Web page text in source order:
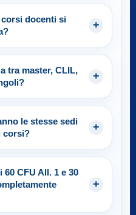
corsi docenti si
tra master, CLIL,
le stesse sedi
corsi?
CFU All. 1 e 30